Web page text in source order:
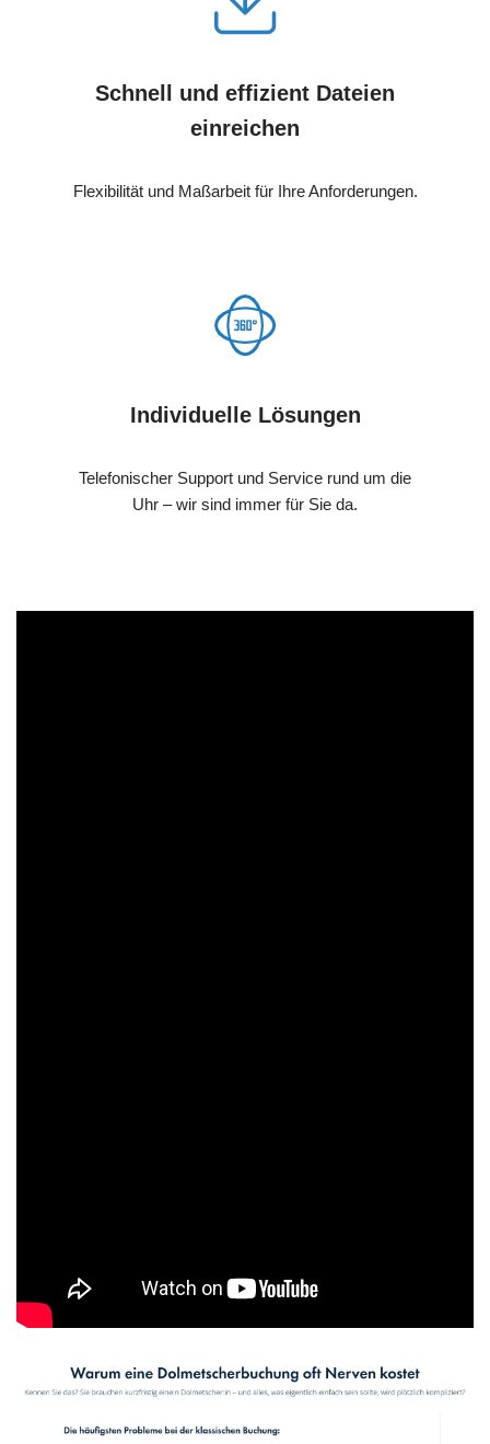
Schnell und effizient Dateien
einreichen
Flexibilität und Maßarbeit für Ihre Anforderungen.
Individuelle Lösungen
Telefonischer Support und Service rund um die
Uhr – wir sind immer für Sie da.